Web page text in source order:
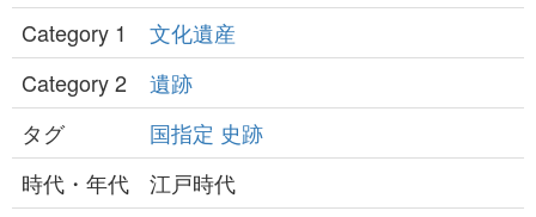
Category 1
文化遺産
Category 2
遺跡
タグ
国指定 史跡
時代・年代
江戸時代